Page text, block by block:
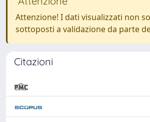
Attenzione! I dati visualizzati non
sottoposti a validazione da parte
Citazioni